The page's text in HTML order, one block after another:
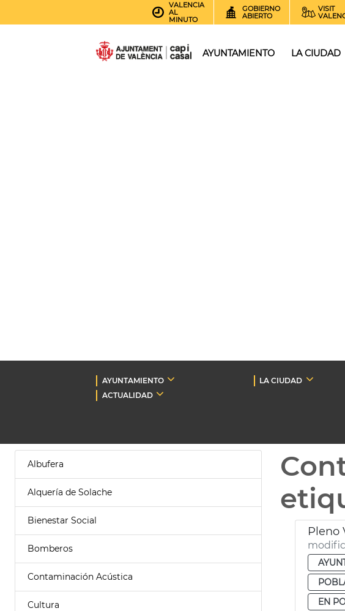
VALENCIA
AL
MINUTO
GOBIERNO
ABIERTO
VISIT
AYUNTAMIENTO LA CIUDAD
AYUNTAMIENTO LA CIUDAD
ACTUALIDAD
Albufera
Alquería de Solache
Bienestar Social
Bomberos
Contaminación Acústica
Cultura
Pleno
EN